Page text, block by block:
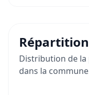
Distribution de
dans la